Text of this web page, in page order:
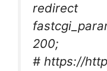
redirect
200;
# https://